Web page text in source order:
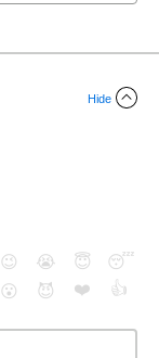
Hide
😉 😭 😇
😴
😮
😈 ❤️ 👍